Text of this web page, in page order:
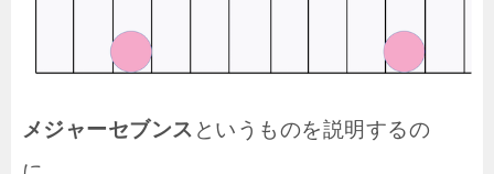
メジャーセブンス というものを説明するの